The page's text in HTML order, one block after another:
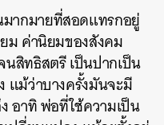
มากมายที่สอดแทรกอยู่
ม ค่านิยมของสังคม
สิทธิสตรี เป็นปากเป็น
แม้ว่าบางครั้งมันจะมี
อาทิ พ่อที่ใช้ความเป็น